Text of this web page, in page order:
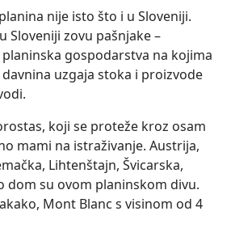
nije isto što i u Sloveniji.
Sloveniji zovu pašnjake –
gospodarstva na kojima
uzgaja stoka i proizvode
koji se proteže kroz osam
mami na istraživanje. Austrija,
Lihtenštajn, Švicarska,
dom su ovom planinskom divu.
Mont Blanc s visinom od 4